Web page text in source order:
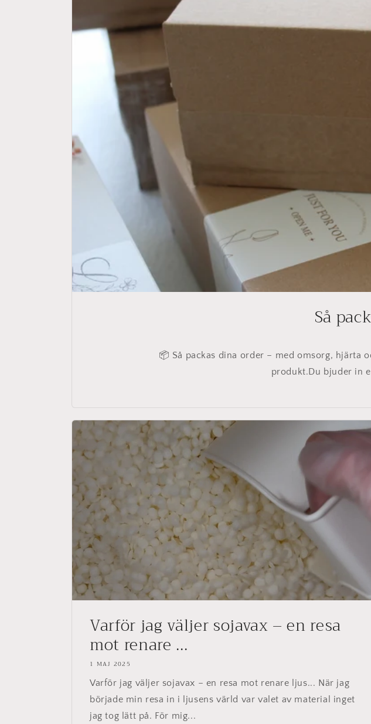
Så
📦 Så packas dina order – med omsorg, hjärta
produkt.Du bjuder in
Varför jag väljer sojavax – en resa
mot renare ...
1 MAJ 2025
Varför jag väljer sojavax – en resa mot renare ljus... När jag
började min resa in i ljusens värld var valet av material inget
jag tog lätt på. För mig...